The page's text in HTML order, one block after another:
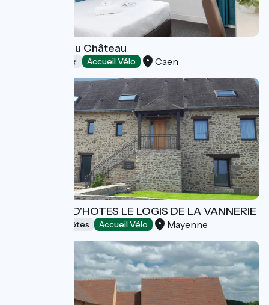
Logis Hôtel du Château
Accueil Vélo Caen
CHAMBRES D'HOTES LE LOGIS DE LA VANNERIE
Chambres d'Hôtes Accueil Vélo Mayenne